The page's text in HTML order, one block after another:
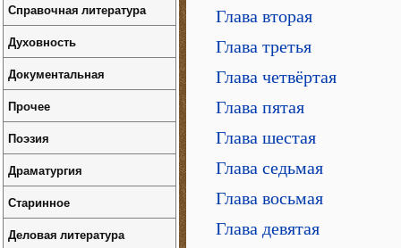
Глава вторая
Глава третья
Глава четвёртая
Глава пятая
Глава шестая
Глава седьмая
Глава восьмая
Глава девятая
Справочная литература
Духовность
Документальная
Прочее
Поэзия
Драматургия
Старинное
Деловая литература